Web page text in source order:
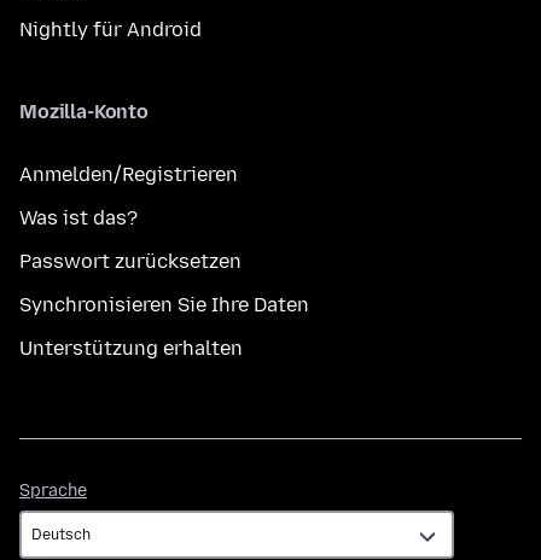
Nightly für Android
Mozilla-Konto
Anmelden/Registrieren
Was ist das?
Passwort zurücksetzen
Synchronisieren Sie Ihre Daten
Unterstützung erhalten
Sprache